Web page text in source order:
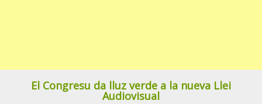
El Congresu da lluz verde a la nueva Llei
Audiovisual